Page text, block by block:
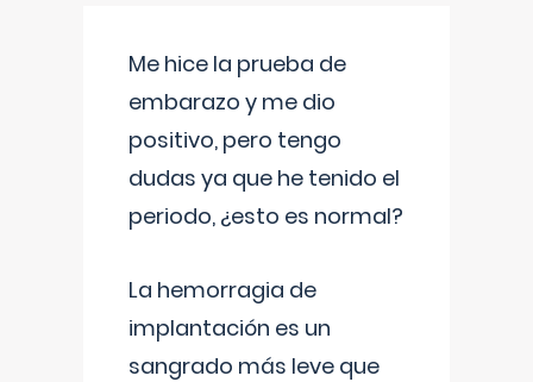
Me hice la prueba de
embarazo y me dio
positivo, pero tengo
dudas ya que he tenido el
periodo, ¿esto es normal?
La hemorragia de
implantación es un
sangrado más leve que